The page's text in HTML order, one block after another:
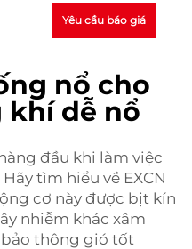
Yêu cầu báo giá
nổ cho
khí dễ nổ
đầu khi làm việc
tìm hiểu về EXCN
cơ này được bịt kín
nhiễm khác xâm
thông gió tốt